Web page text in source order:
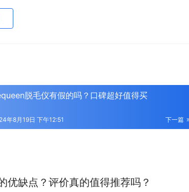
脱毛仪有假的吗？口碑超好值得买
下一篇
年8月19日 下午12:51
优缺点？评价真的值得推荐吗？